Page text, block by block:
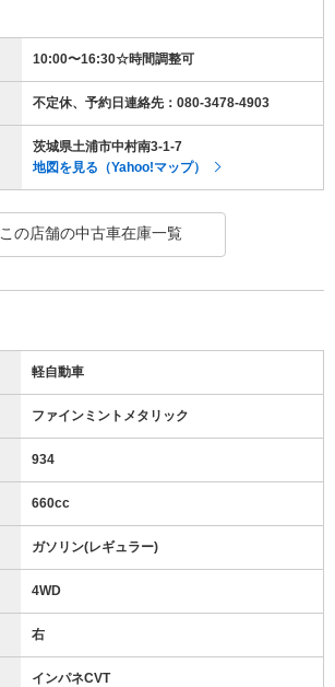
10:00〜16:30☆時間調整可
不定休、予約日連絡先：080-3478-4903
茨城県土浦市中村南3-1-7
地図を見る（Yahoo!マップ）
この店舗の中古車在庫一覧
軽自動車
ファインミントメタリック
934
660cc
ガソリン(レギュラー)
4WD
右
インパネCVT